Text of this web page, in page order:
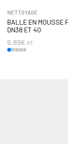
NETTOYAGE
BALLE EN MOUSSE
DN38 ET 40
6,89€ HT